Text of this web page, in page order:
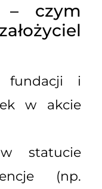
– czym
i
w akcie
statucie
(np.